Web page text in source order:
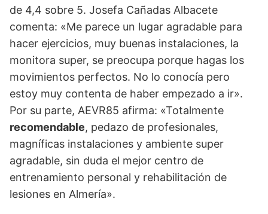
de 4,4 sobre 5. Josefa Cañadas Albacete
comenta: «Me parece un lugar agradable para
hacer ejercicios, muy buenas instalaciones, la
monitora super, se preocupa porque hagas los
movimientos perfectos. No lo conocía pero
estoy muy contenta de haber empezado a ir».
Por su parte, AEVR85 afirma: «Totalmente
recomendable, pedazo de profesionales,
magníficas instalaciones y ambiente super
agradable, sin duda el mejor centro de
entrenamiento personal y rehabilitación de
lesiones en Almería».